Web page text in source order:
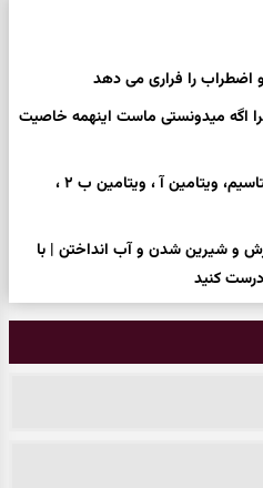
اضطراب را فراری می دهد
اگه میدونستی ماست اینهمه خاصیت
این خوراکی منبع غنی کلسیم، پتاسیم، ویتامین آ ، ویتامین ب ۲ ،
و شیرین شدن و آب انداختن | با
کنید